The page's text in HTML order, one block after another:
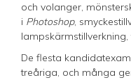
och volanger,
i Photoshop,
De flesta
treåriga, och många